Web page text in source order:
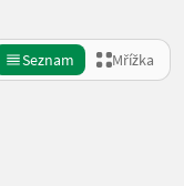
Seznam Mřížka